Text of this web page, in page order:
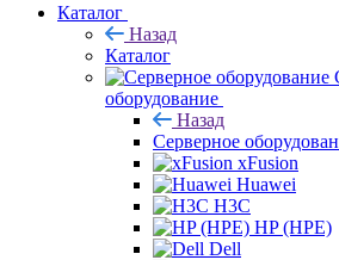
Каталог
Назад
Каталог
оборудование
Назад
Серверное
xFusion
Huawei
H3C
HP (HPE)
Dell